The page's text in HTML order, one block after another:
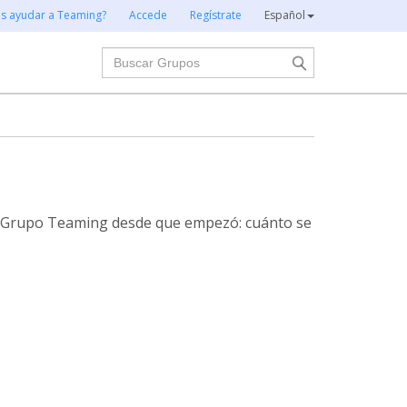
ayudar a Teaming? Accede Regístrate Español
Buscar
Teaming desde que empezó: cuánto se